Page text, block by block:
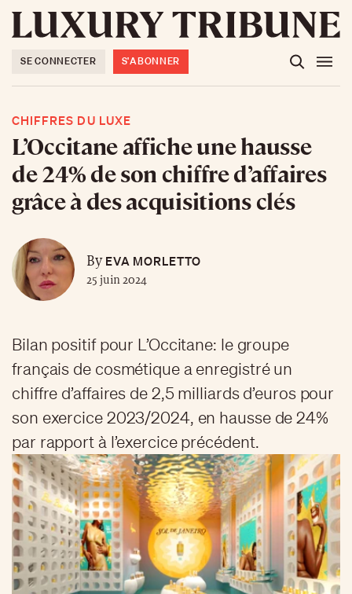
SE CONNECTER S'ABONNER
CHIFFRES DU LUXE
L’Occitane affiche une hausse
de 24% de son chiffre d’affaires
grâce à des acquisitions clés
ByEVA MORLETTO
25 juin 2024
Bilan positif pour L’Occitane: le groupe
français de cosmétique a enregistré un
chiffre d’affaires de 2,5 milliards d’euros pour
son exercice 2023/2024, en hausse de 24%
par rapport à l’exercice précédent.